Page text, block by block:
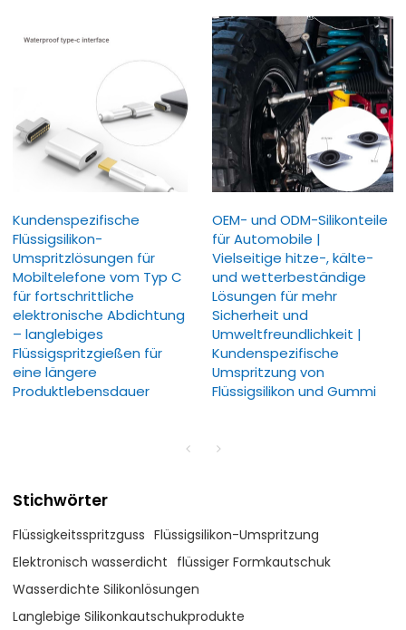
Kundenspezifische
Flüssigsilikon-
Umspritzlösungen für
Mobiltelefone vom Typ C
für fortschrittliche
elektronische Abdichtung
– langlebiges
Flüssigspritzgießen für
eine längere
Produktlebensdauer
OEM- und ODM-Silikonteile
für Automobile |
Vielseitige hitze-, kälte-
und wetterbeständige
Lösungen für mehr
Sicherheit und
Umweltfreundlichkeit |
Kundenspezifische
Umspritzung von
Flüssigsilikon und Gummi
Stichwörter
Flüssigkeitsspritzguss Flüssigsilikon-Umspritzung
Elektronisch wasserdicht flüssiger Formkautschuk
Wasserdichte Silikonlösungen
Langlebige Silikonkautschukprodukte